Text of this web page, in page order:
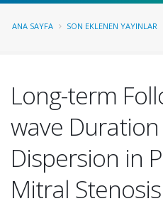
ANA SAYFA SON EKLENEN YAYINLAR
Long-term
wave
Dispersion in
Mitral Stenosis